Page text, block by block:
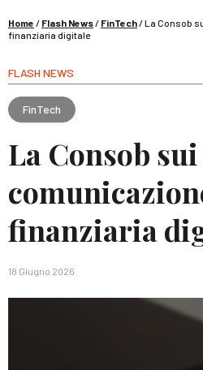
Home / Flash News/ FinTech/La Consob
finanziaria digitale
FLASH NEWS
FinTech
La Consob
finanziaria
18 Giugno 2026